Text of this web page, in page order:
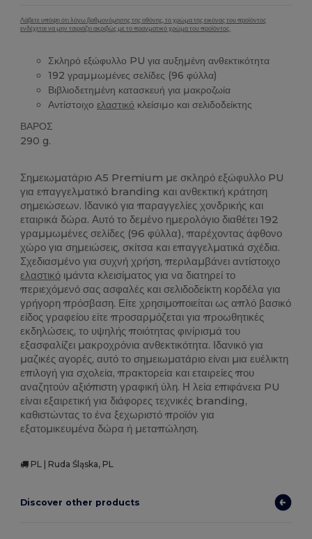
Λάβετε υπόψη ότι λόγω βαθμονόμησης της οθόνης, το χρώμα της εικόνας του προϊόντος
ενδέχεται να μην ταιριάζει ακριβώς με το πραγματικό χρώμα του προϊόντος.
Σκληρό εξώφυλλο PU για αυξημένη ανθεκτικότητα
192 γραμμωμένες σελίδες (96 φύλλα)
Βιβλιοδετημένη κατασκευή για μακροζωία
Αντίστοιχοελαστικό κλείσιμο και σελιδοδείκτης
ΒΑΡΟΣ
290 g.
Σημειωματάριο A5 Premium με σκληρό εξώφυλλο PU
για επαγγελματικό branding και ανθεκτική κράτηση
σημειώσεων. Ιδανικό για παραγγελίες χονδρικής και
εταιρικά δώρα. Αυτό το δεμένο ημερολόγιο διαθέτει 192
γραμμωμένες σελίδες (96 φύλλα), παρέχοντας άφθονο
χώρο για σημειώσεις, σκίτσα και επαγγελματικά σχέδια.
Σχεδιασμένο για συχνή χρήση, περιλαμβάνει αντίστοιχο
ελαστικό ιμάντα κλεισίματος για να διατηρεί το
περιεχόμενό σας ασφαλές και σελιδοδείκτη κορδέλα για
γρήγορη πρόσβαση. Είτε χρησιμοποιείται ως απλό βασικό
είδος γραφείου είτε προσαρμόζεται για προωθητικές
εκδηλώσεις, το υψηλής ποιότητας φινίρισμά του
εξασφαλίζει μακροχρόνια ανθεκτικότητα. Ιδανικό για
μαζικές αγορές, αυτό το σημειωματάριο είναι μια ευέλικτη
επιλογή για σχολεία, πρακτορεία και εταιρείες που
αναζητούν αξιόπιστη γραφική ύλη. Η λεία επιφάνεια PU
είναι εξαιρετική για διάφορες τεχνικές branding,
καθιστώντας το ένα ξεχωριστό προϊόν για
εξατομικευμένα δώρα ή μεταπώληση.
PL | Ruda Śląska, PL
Discover other products